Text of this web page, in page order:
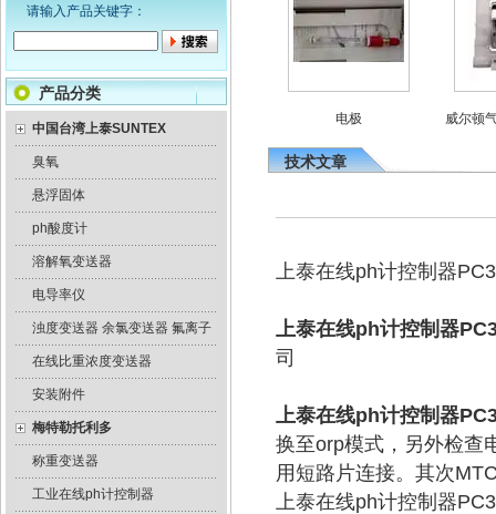
请输入产品关键字：
产品分类
中国台湾上泰SUNTEX
臭氧
悬浮固体
ph酸度计
溶解氧变送器
电导率仪
浊度变送器 余氯变送器 氟离子
在线比重浓度变送器
安装附件
梅特勒托利多
称重变送器
工业在线ph计控制器
隔膜计量泵 意大利seko电磁隔膜计量泵 电极 威尔顿气
技术文章
上泰在线ph计控制器
上泰在线ph计控制器
司
上泰在线ph计控制器
换至orp模式，另外检查
用短路片连接。其次
上泰在线ph计控制器